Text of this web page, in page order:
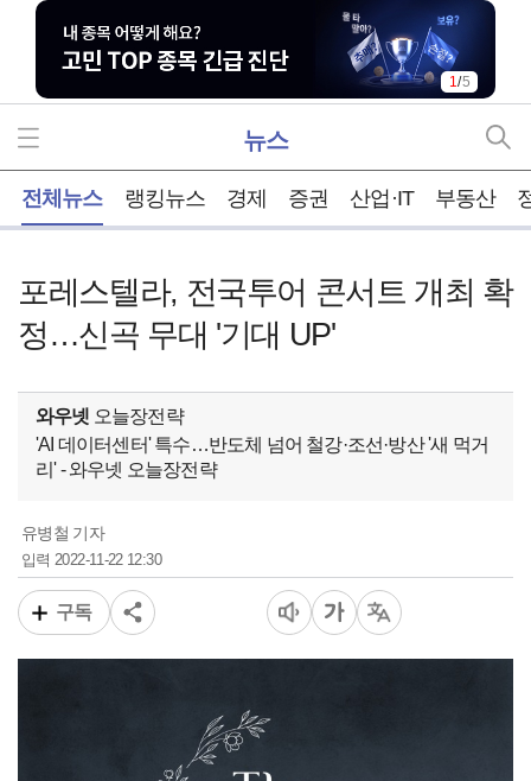
1/5
뉴스
전체뉴스 랭킹뉴스 경제 증권 산업·IT 부동산
포레스텔라, 전국투어 콘서트 개최 확
정…신곡 무대 '기대 UP'
와우넷 오늘장전략
'AI 데이터센터' 특수…반도체 넘어 철강·조선·방산 '새 먹거
리' - 와우넷 오늘장전략
유병철 기자
입력2022-11-22 12:30
구독